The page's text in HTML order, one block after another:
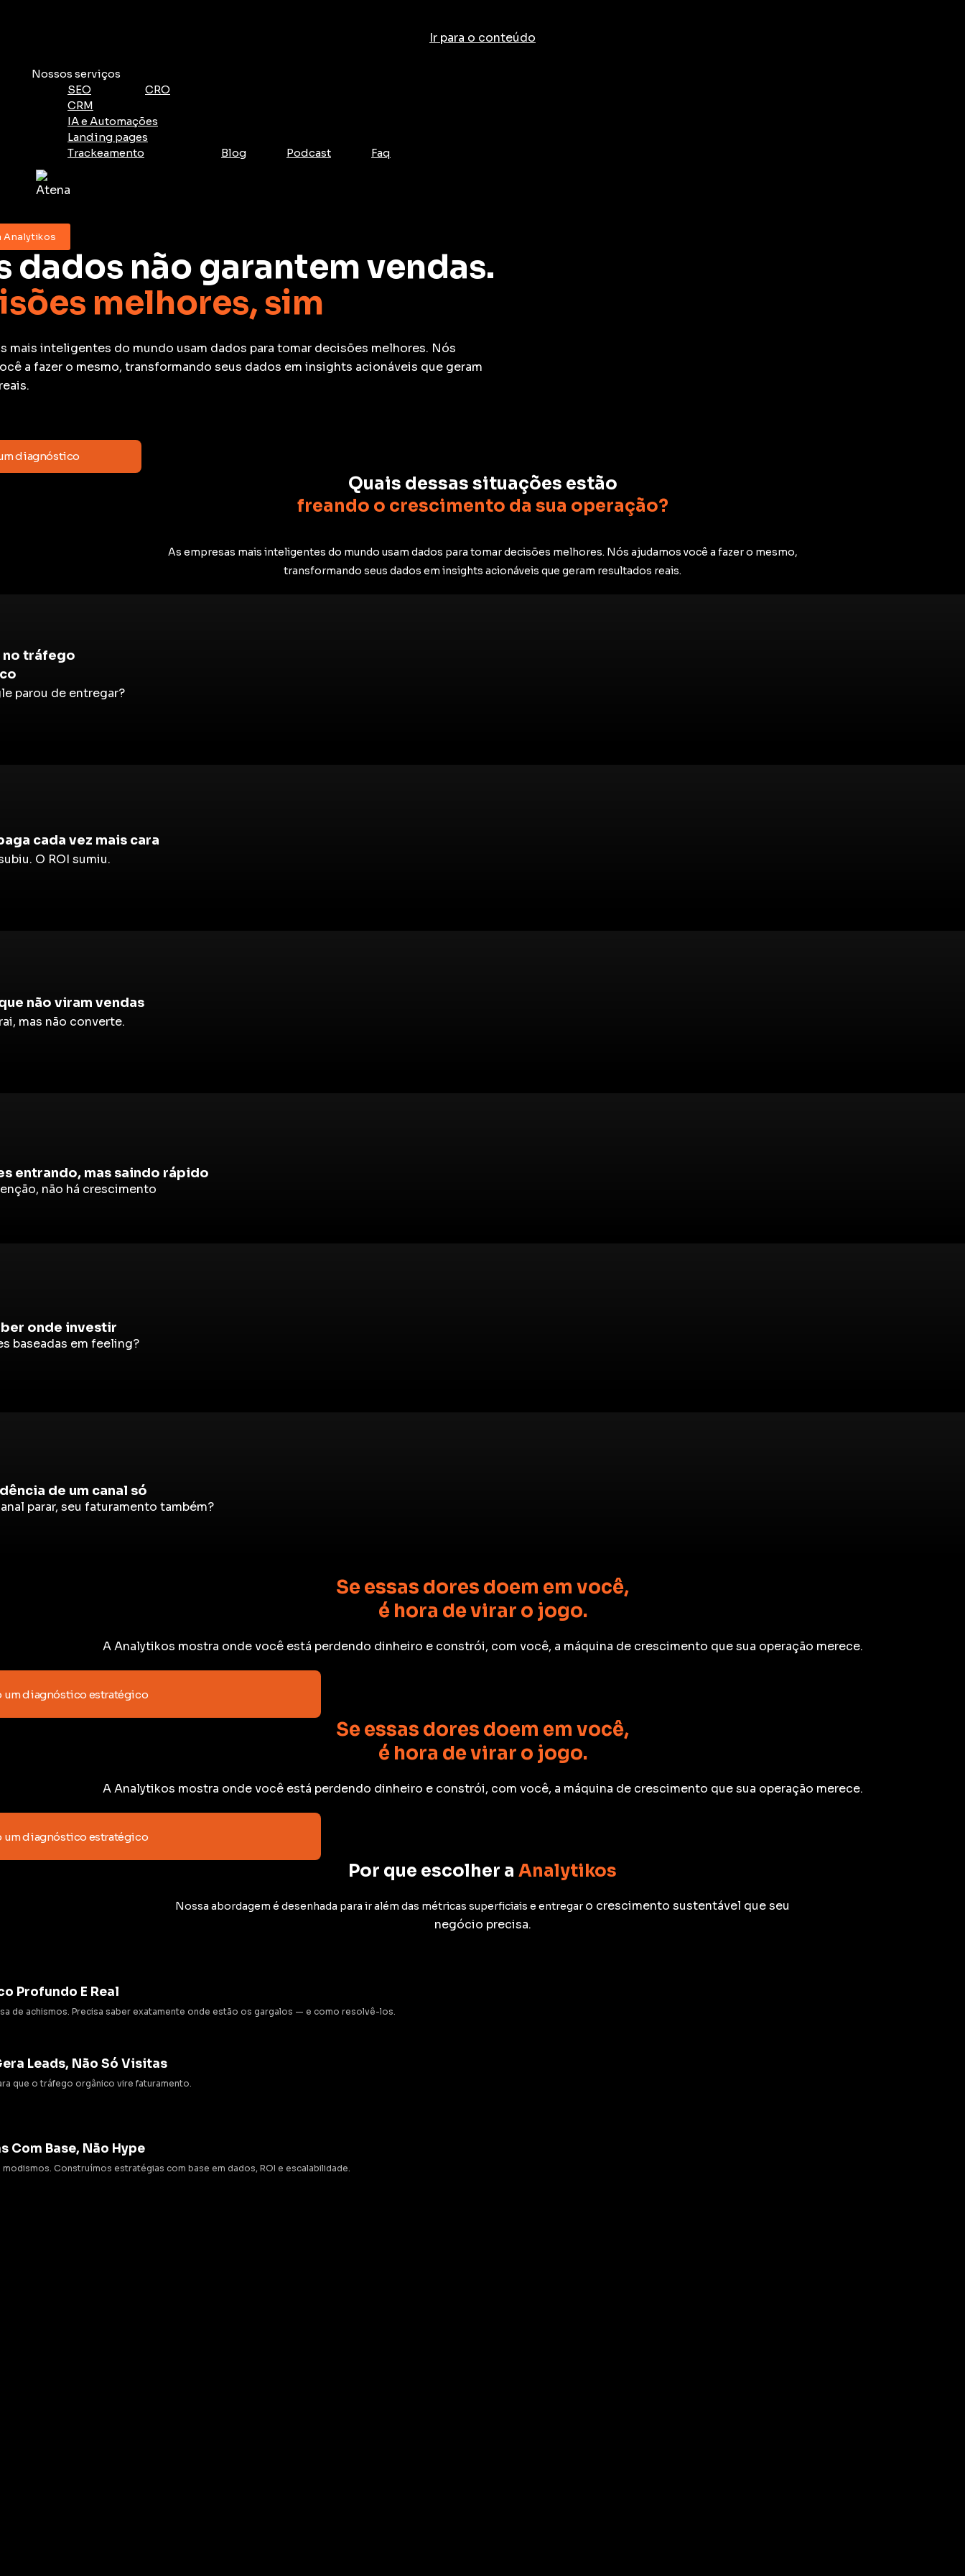
Ir para o conteúdo
Nossos serviços
SEO
CRO
CRM
IA e Automações
Landing pages
Trackeamento
Blog Podcast Faq
Analytikos
dados não garantem vendas.
melhores, sim
mais inteligentes do mundo usam dados para tomar decisões melhores. Nós
a fazer o mesmo, transformando seus dados em insights acionáveis que geram
diagnóstico
Quais dessas situações estão
freando o crescimento da sua operação?
As empresas mais inteligentes do mundo usam dados para tomar decisões melhores. Nós ajudamos você a fazer o mesmo,
transformando seus dados em insights acionáveis que geram resultados reais.
no tráfego
parou de entregar?
cada vez mais cara
O ROI sumiu.
não viram vendas
mas não converte.
entrando, mas saindo rápido
não há crescimento
onde investir
baseadas em feeling?
de um canal só
parar, seu faturamento também?
Se essas dores doem em você,
é hora de virar o jogo.
A Analytikos mostra onde você está perdendo dinheiro e constrói, com você, a máquina de crescimento que sua operação merece.
um diagnóstico estratégico
Se essas dores doem em você,
é hora de virar o jogo.
A Analytikos mostra onde você está perdendo dinheiro e constrói, com você, a máquina de crescimento que sua operação merece.
um diagnóstico estratégico
Por que escolher a Analytikos
Nossa abordagem é desenhada para ir além das métricas superficiais e entregar o crescimento sustentável que seu
negócio precisa.
Profundo E Real
de achismos. Precisa saber exatamente onde estão os gargalos — e como resolvê-los.
Leads, Não Só Visitas
que o tráfego orgânico vire faturamento.
Com Base, Não Hype
Construímos estratégias com base em dados, ROI e escalabilidade.